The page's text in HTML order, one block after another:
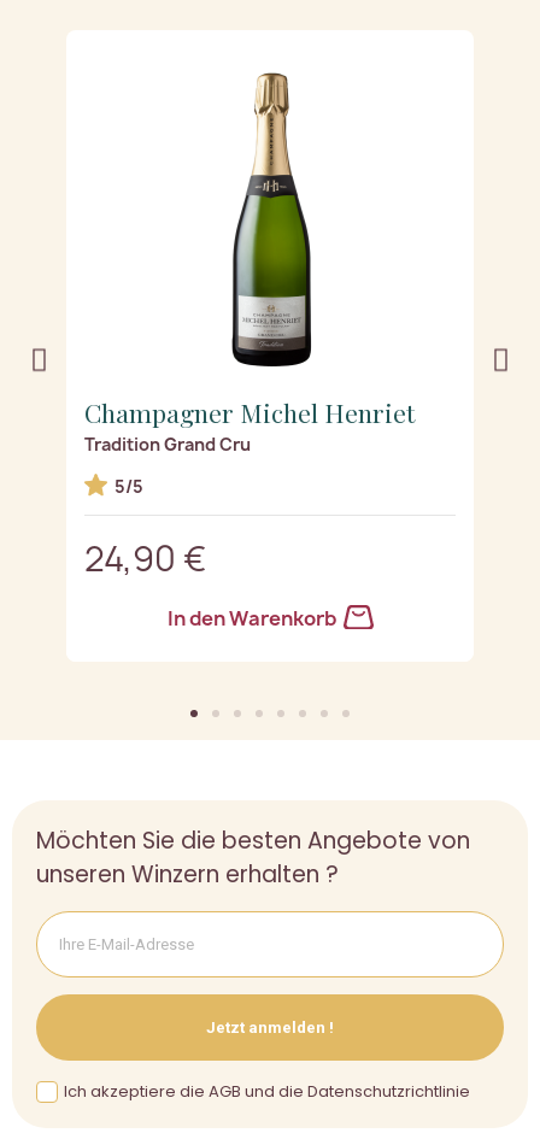
Champagner Michel Henriet
Tradition Grand Cru
5/5
24,90 €
In den Warenkorb
Möchten Sie die besten Angebote von
unseren Winzern erhalten ?
Jetzt anmelden !
Ich akzeptiere die AGB und die Datenschutzrichtlinie